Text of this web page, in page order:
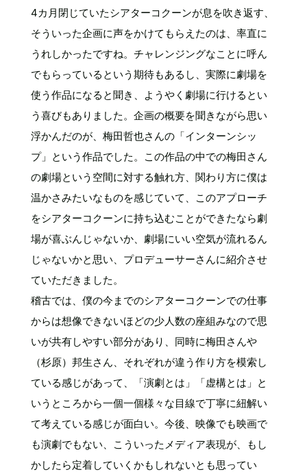
4カ月閉じていたシアターコクーンが息を吹き返す、
そういった企画に声をかけてもらえたのは、率直に
うれしかったですね。チャレンジングなことに呼ん
でもらっているという期待もあるし、実際に劇場を
使う作品になると聞き、ようやく劇場に行けるとい
う喜びもありました。企画の概要を聞きながら思い
浮かんだのが、梅田哲也さんの「インターンシッ
プ」という作品でした。この作品の中での梅田さん
の劇場という空間に対する触れ方、関わり方に僕は
温かさみたいなものを感じていて、このアプローチ
をシアターコクーンに持ち込むことができたなら劇
場が喜ぶんじゃないか、劇場にいい空気が流れるん
じゃないかと思い、プロデューサーさんに紹介させ
ていただきました。
稽古では、僕の今までのシアターコクーンでの仕事
からは想像できないほどの少人数の座組みなので思
いが共有しやすい部分があり、同時に梅田さんや
（杉原）邦生さん、それぞれが違う作り方を模索し
ている感じがあって、「演劇とは」「虚構とは」と
いうところから一個一個様々な目線で丁寧に紐解い
て考えている感じが面白い。今後、映像でも映画で
も演劇でもない、こういったメディア表現が、もし
かしたら定着していくかもしれないとも思ってい